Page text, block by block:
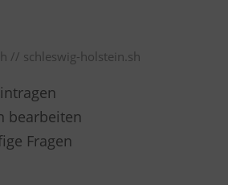
// schleswig-holstein.sh
bearbeiten
Fragen